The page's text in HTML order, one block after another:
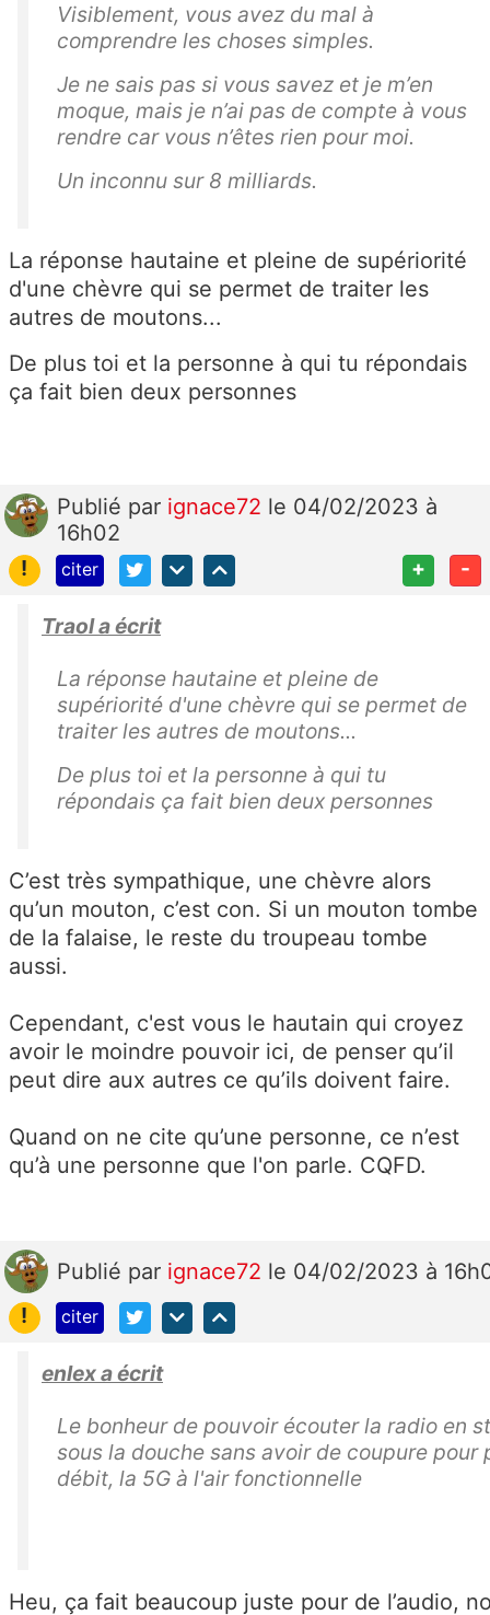
Visiblement, vous avez du mal à
comprendre les choses simples.
Je ne sais pas si vous savez et je m’en
moque, mais je n’ai pas de compte à vous
rendre car vous n’êtes rien pour moi.
Un inconnu sur 8 milliards.
La réponse hautaine et pleine de supériorité
d'une chèvre qui se permet de traiter les
autres de moutons...
De plus toi et la personne à qui tu répondais
ça fait bien deux personnes
Publié par ignace72 le 04/02/2023 à
16h02
!
citer + -
Traol a écrit
La réponse hautaine et pleine de
supériorité d'une chèvre qui se permet de
traiter les autres de moutons...
De plus toi et la personne à qui tu
répondais ça fait bien deux personnes
C’est très sympathique, une chèvre alors
qu’un mouton, c’est con. Si un mouton tombe
de la falaise, le reste du troupeau tombe
aussi.
Cependant, c'est vous le hautain qui croyez
avoir le moindre pouvoir ici, de penser qu’il
peut dire aux autres ce qu’ils doivent faire.
Quand on ne cite qu’une personne, ce n’est
qu’à une personne que l'on parle. CQFD.
Publié par ignace72 le 04/02/2023 à
!
citer
enlex a écrit
Le bonheur de pouvoir écouter la radio en
sous la douche sans avoir de coupure pour
débit, la 5G à l'air fonctionnelle
Heu, ça fait beaucoup juste pour de l’audio,